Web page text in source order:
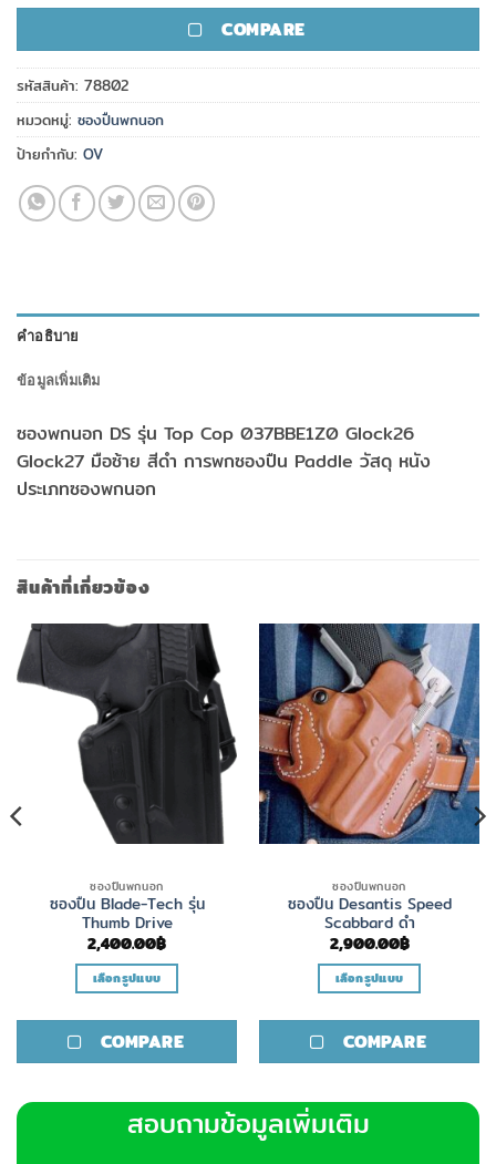
COMPARE
รหัสสินค้า: 78802
หมวดหมู่: ซองปืนพกนอก
ป้ายกำกับ: OV
คำอธิบาย
ข้อมูลเพิ่มเติม
ซองพกนอก DS รุ่น Top Cop 037BBE1Z0 Glock26
Glock27 มือซ้าย สีดำ การพกซองปืน Paddle วัสดุ หนัง
ประเภทซองพกนอก
สินค้าที่เกี่ยวข้อง
ซองปืนพกนอก
ซองปืน Blade-Tech รุ่น
Thumb Drive
2,400.00฿
เลือกรูปแบบ
product
has
variants.
The
COMPARE
ซองปืนพกนอก
ซองปืน Desantis Speed
Scabbard ดำ
2,900.00฿
เลือกรูปแบบ
product
has
variants.
The
COMPARE
สอบถามข้อมูลเพิ่มเติม